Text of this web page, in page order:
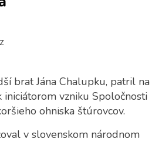
brat Jána Chalupku, patril na
vzniku Spoločnosti
ohniska štúrovcov.
v slovenskom národnom